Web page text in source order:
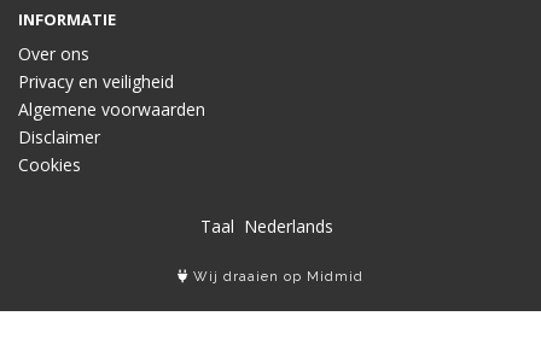
INFORMATIE
Over ons
Privacy en veiligheid
Algemene voorwaarden
Disclaimer
Cookies
Taal
Wij draaien op Midmid